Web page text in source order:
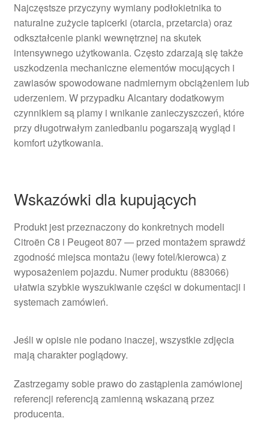
Najczęstsze przyczyny wymiany podłokietnika to
naturalne zużycie tapicerki (otarcia, przetarcia) oraz
odkształcenie pianki wewnętrznej na skutek
intensywnego użytkowania. Często zdarzają się także
uszkodzenia mechaniczne elementów mocujących i
zawiasów spowodowane nadmiernym obciążeniem lub
uderzeniem. W przypadku Alcantary dodatkowym
czynnikiem są plamy i wnikanie zanieczyszczeń, które
przy długotrwałym zaniedbaniu pogarszają wygląd i
komfort użytkowania.
Wskazówki dla kupujących
Produkt jest przeznaczony do konkretnych modeli
Citroën C8 i Peugeot 807 — przed montażem sprawdź
zgodność miejsca montażu (lewy fotel/kierowca) z
wyposażeniem pojazdu. Numer produktu (883066)
ułatwia szybkie wyszukiwanie części w dokumentacji i
systemach zamówień.
Jeśli w opisie nie podano inaczej, wszystkie zdjęcia
mają charakter poglądowy.
Zastrzegamy sobie prawo do zastąpienia zamówionej
referencji referencją zamienną wskazaną przez
producenta.